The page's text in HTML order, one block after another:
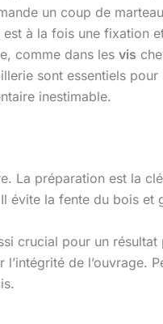
un coup de
à la fois une fixation
comme dans les vis
sont essentiels
inestimable.
La préparation est la
évite la fente du bois et
crucial pour un
de l’ouvrage.